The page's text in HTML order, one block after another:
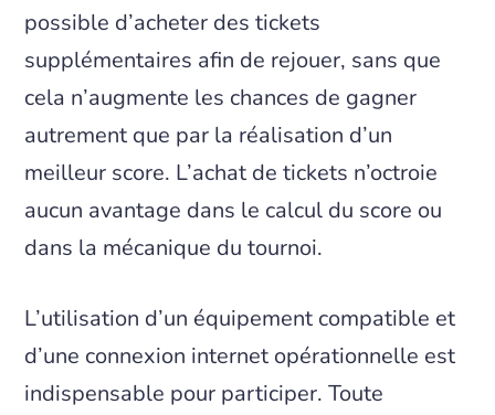
possible d’acheter des tickets
supplémentaires afin de rejouer, sans que
cela n’augmente les chances de gagner
autrement que par la réalisation d’un
meilleur score. L’achat de tickets n’octroie
aucun avantage dans le calcul du score ou
dans la mécanique du tournoi.
L’utilisation d’un équipement compatible et
d’une connexion internet opérationnelle est
indispensable pour participer. Toute